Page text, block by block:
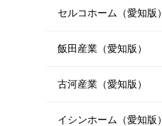
セルコホーム（愛知版）
飯田産業（愛知版）
古河産業（愛知版）
イシンホーム（愛知版）